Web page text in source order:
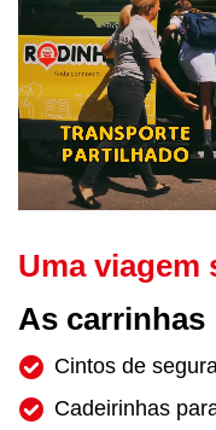
Uma viagem
As carrinhas
Cintos de
Cadeirinhas